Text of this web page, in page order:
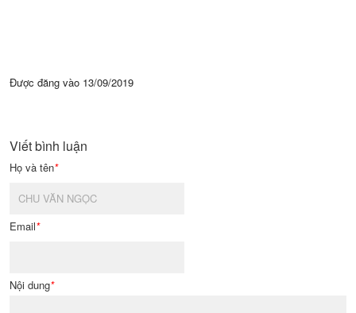
Được đăng vào 13/09/2019
Viết bình luận
Họ và tên*
Email*
Nội dung*